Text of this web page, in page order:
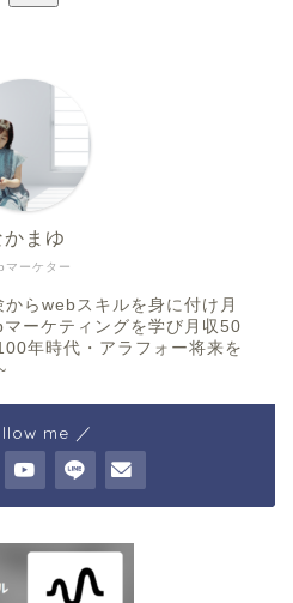
マーケター
かまゆ
らwebスキルを身に付け月
ーケティングを学び月収50
年時代・アラフォー将来を
me ／